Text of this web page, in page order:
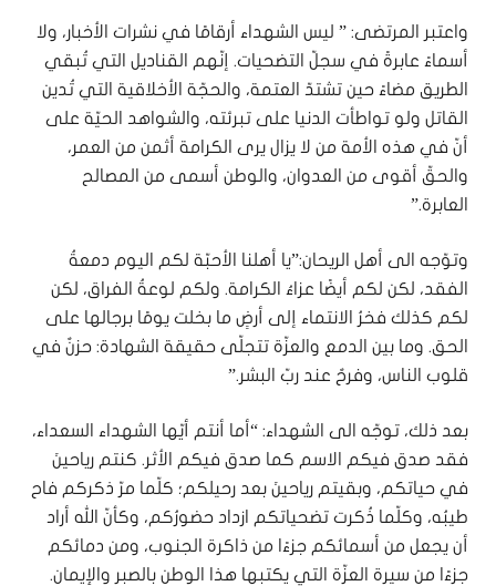
واعتبر المرتضى: ” ليس الشهداء أرقامًا في نشرات الأخبار، ولا
أسماءً عابرةً في سجلّ التضحيات. إنّهم القناديل التي تُبقي
الطريق مضاءً حين تشتدّ العتمة، والحجّة الأخلاقية التي تُدين
القاتل ولو تواطأت الدنيا على تبرئته، والشواهد الحيّة على
أنّ في هذه الأمة من لا يزال يرى الكرامة أثمن من العمر،
والحقّ أقوى من العدوان، والوطن أسمى من المصالح
العابرة.”
وتوّجه الى أهل الريحان:”يا أهلنا الأحبّة لكم اليوم دمعةُ
الفقد، لكن لكم أيضًا عزاءُ الكرامة. ولكم لوعةُ الفراق، لكن
لكم كذلك فخرُ الانتماء إلى أرضٍ ما بخلت يومًا برجالها على
الحق. وما بين الدمع والعزّة تتجلّى حقيقة الشهادة: حزنٌ في
قلوب الناس، وفرحٌ عند ربّ البشر.”
بعد ذلك، توجّه الى الشهداء: “أما أنتم أيّها الشهداء السعداء،
فقد صدق فيكم الاسم كما صدق فيكم الأثر. كنتم رياحينَ
في حياتكم، وبقيتم رياحينَ بعد رحيلكم؛ كلّما مرّ ذكركم فاح
طيبُه، وكلّما ذُكرت تضحياتكم ازداد حضورُكم، وكأنّ الله أراد
أن يجعل من أسمائكم جزءًا من ذاكرة الجنوب، ومن دمائكم
جزءًا من سيرة العزّة التي يكتبها هذا الوطن بالصبر والإيمان.